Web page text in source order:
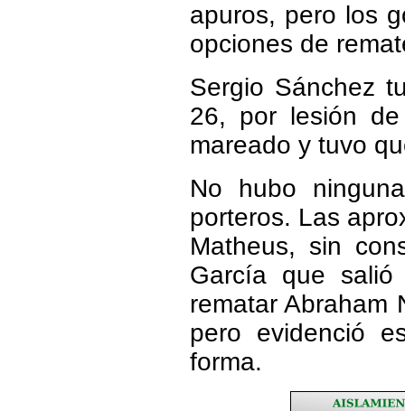
apuros, pero los
opciones de
Sergio Sánchez
26, por lesión
mareado y tuvo
No hubo
porteros. Las
Matheus, sin
García que
rematar Abraham
pero evidenció
forma.